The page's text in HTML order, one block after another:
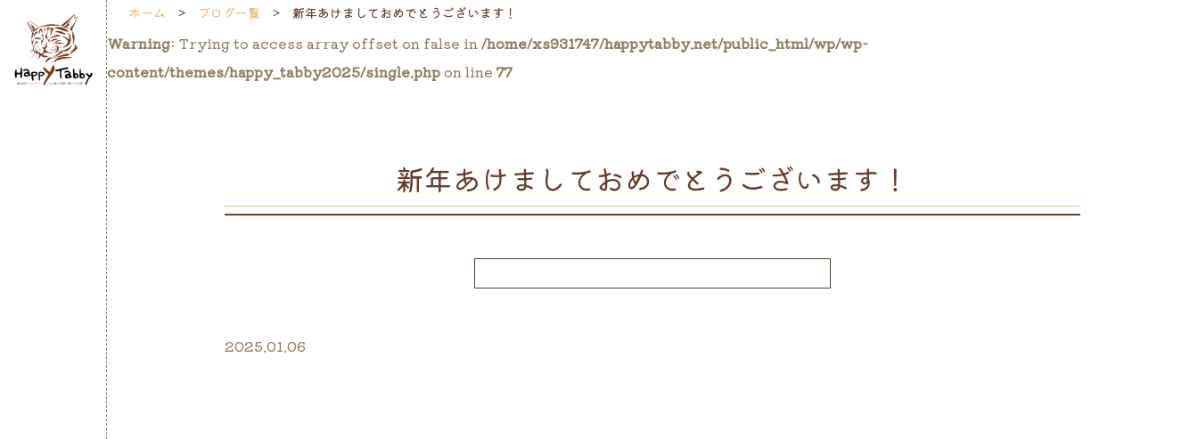
ホーム ブログ一覧 新年あけましておめでとうございます！
Warning: Trying to access array offset on false in/home/xs931747/happytabby.net/public_html/wp/wp-
content/themes/happy_tabby2025/single.phpon line 77
新年あけましておめでとうございます！
2025.01.06